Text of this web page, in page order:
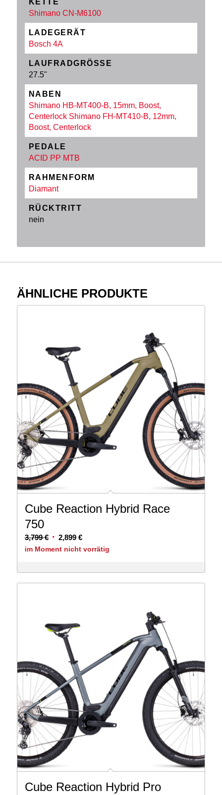
Shimano CN-M6100
LADEGERÄT
Bosch 4A
LAUFRADGRÖSSE
27.5"
NABEN
Shimano HB-MT400-B, 15mm, Boost,
Centerlock Shimano FH-MT410-B, 12mm,
Boost, Centerlock
PEDALE
ACID PP MTB
RAHMENFORM
Diamant
RÜCKTRITT
nein
ÄHNLICHE PRODUKTE
Cube Reaction Hybrid Race
750
3,799€ Ursprünglicher
Preis
3,799 €
2,899 €Aktueller
Preis
2,899 €.
im Moment nicht vorrätig
Cube Reaction Hybrid Pro